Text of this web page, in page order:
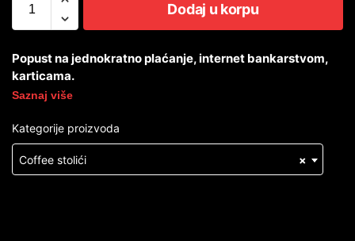
Dodaj u korpu
Popust na jednokratno plaćanje, internet bankarstvom,
karticama.
Saznaj više
Kategorije proizvoda
×
Coffee stolići